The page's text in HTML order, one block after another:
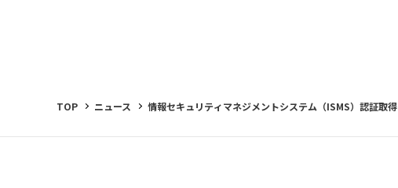
TOP ニュース 情報セキュリティマネジメントシステム（ISMS）認証取得